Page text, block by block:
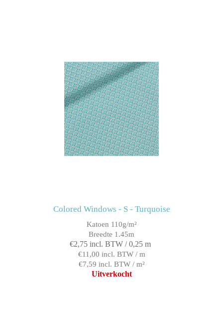
Colored Windows - S - Turquoise
Katoen 110g/m²
Breedte 1.45m
€2,75 incl. BTW / 0,25 m
€11,00 incl. BTW / m
€7,59 incl. BTW / m²
Uitverkocht